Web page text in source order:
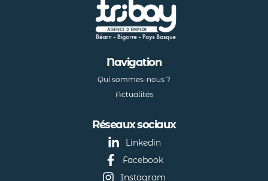
Navigation
Qui sommes-nous ?
Actualités
Réseaux sociaux
Linkedin
Facebook
Instagram